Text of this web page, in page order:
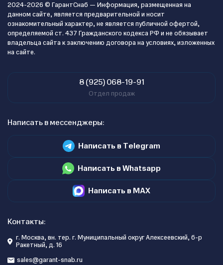
2024-2026 © ГарантСнаб — Информация, размещенная на
данном сайте, является предварительной и носит
ознакомительный характер, не является публичной офертой,
определяемой ст. 437 Гражданского кодекса РФ и не обязывает
владельца сайта к заключению договора на условиях, изложенных
на сайте.
8 (925) 068-19-91
Отдел продаж
Написать в мессенджеры:
Написать в Telegram
Написать в Whatsapp
Написать в MAX
Контакты:
г. Москва, вн. тер. г. Муниципальный округ Алексеевский, б-р
Ракетный, д. 16
sales@garant-snab.ru